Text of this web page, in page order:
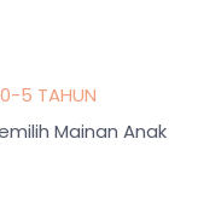
5 TAHUN
Mainan Anak